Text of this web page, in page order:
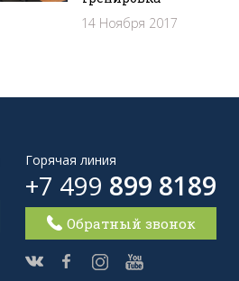
14 Ноября 2017
Горячая линия
+7 499 899 8189
Обратный звонок